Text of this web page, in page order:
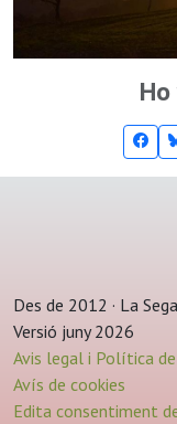
Des de 2012 · La
Versió juny 2026
Avis legal i Política
Avís de cookies
Edita consentiment